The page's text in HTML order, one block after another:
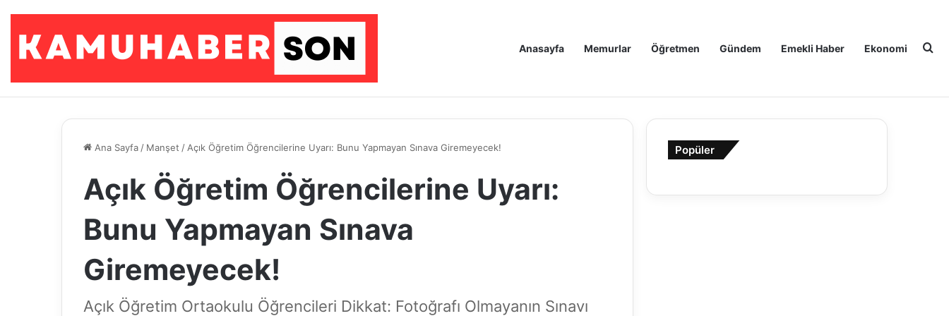
Anasayfa Memurlar Öğretmen Gündem Emekli Haber Ekonomi
Ana Sayfa / Manşet / Açık Öğretim Öğrencilerine Uyarı: Bunu Yapmayan Sınava Giremeyecek!
Açık Öğretim Öğrencilerine Uyarı:
Bunu Yapmayan Sınava
Giremeyecek!
Açık Öğretim Ortaokulu Öğrencileri Dikkat: Fotoğrafı Olmayanın Sınavı
Popüler